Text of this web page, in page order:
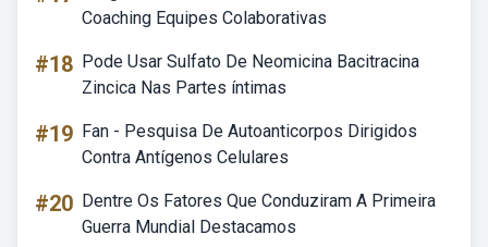
Coaching Equipes Colaborativas
#18 Pode Usar Sulfato De Neomicina Bacitracina
Zincica Nas Partes íntimas
#19 Fan - Pesquisa De Autoanticorpos Dirigidos
Contra Antígenos Celulares
#20 Dentre Os Fatores Que Conduziram A Primeira
Guerra Mundial Destacamos